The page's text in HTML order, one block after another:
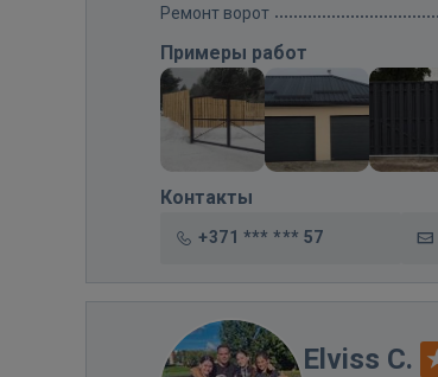
Ремонт ворот
Примеры работ
Контакты
+371 *** *** 57
Elviss C.